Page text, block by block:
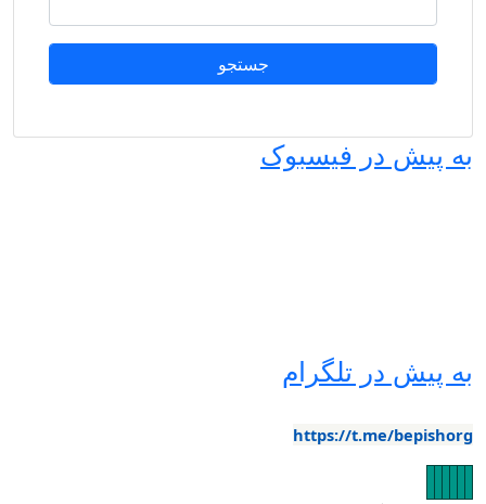
پیش در فیسبوک
پیش در تلگرام
https://t.me/